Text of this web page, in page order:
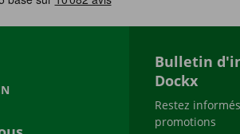
Bulletin
Dockx
Restez
promotions